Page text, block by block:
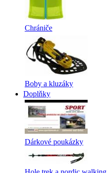
Chrániče
Boby a kluzáky
Doplňky
Dárkové poukázky